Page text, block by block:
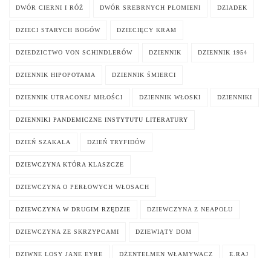
DWÓR CIERNI I RÓŻ DWÓR SREBRNYCH PŁOMIENI DZIADEK
DZIECI STARYCH BOGÓW DZIECIĘCY KRAM
DZIEDZICTWO VON SCHINDLERÓW DZIENNIK DZIENNIK 1954
DZIENNIK HIPOPOTAMA DZIENNIK ŚMIERCI
DZIENNIK UTRACONEJ MIŁOŚCI DZIENNIK WŁOSKI DZIENNIKI
DZIENNIKI PANDEMICZNE INSTYTUTU LITERATURY
DZIEŃ SZAKALA DZIEŃ TRYFIDÓW
DZIEWCZYNA KTÓRA KLASZCZE
DZIEWCZYNA O PERŁOWYCH WŁOSACH
DZIEWCZYNA W DRUGIM RZĘDZIE DZIEWCZYNA Z NEAPOLU
DZIEWCZYNA ZE SKRZYPCAMI DZIEWIĄTY DOM
DZIWNE LOSY JANE EYRE DŻENTELMEN WŁAMYWACZ E.RAJ